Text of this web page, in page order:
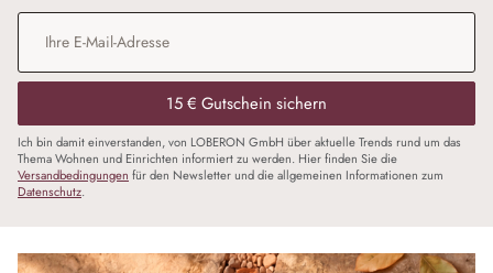
E-Mail-Adresse
15 € Gutschein sichern
Ich bin damit einverstanden, von LOBERON GmbH über aktuelle Trends rund um das
Thema Wohnen und Einrichten informiert zu werden. Hier finden Sie die
Versandbedingungen für den Newsletter und die allgemeinen Informationen zum
Datenschutz.